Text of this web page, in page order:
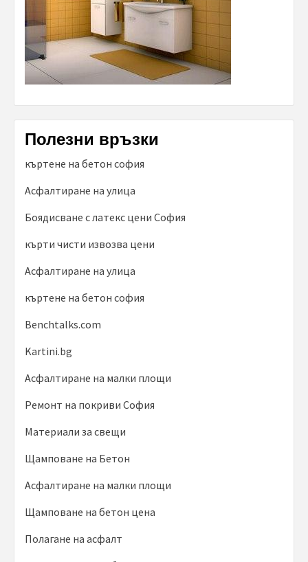
Полезни връзки
къртене на бетон софия
Асфалтиране на улица
Боядисване с латекс цени София
кърти чисти извозва цени
Асфалтиране на улица
къртене на бетон софия
Benchtalks.com
Kartini.bg
Асфалтиране на малки площи
Ремонт на покриви София
Материали за свещи
Щамповане на Бетон
Асфалтиране на малки площи
Щамповане на бетон цена
Полагане на асфалт